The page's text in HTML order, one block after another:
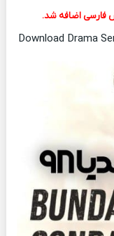
Download Drama